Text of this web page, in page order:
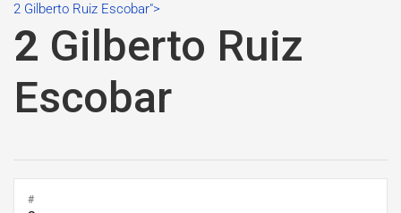
2 Gilberto Ruiz Escobar">
2 Gilberto Ruiz
Escobar
#